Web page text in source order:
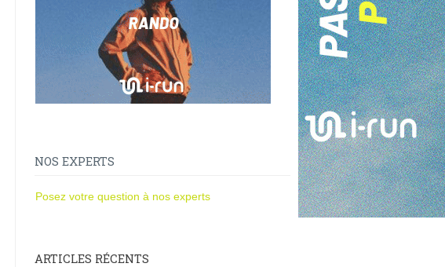
NOS EXPERTS
Posez votre question à nos experts
ARTICLES RÉCENTS